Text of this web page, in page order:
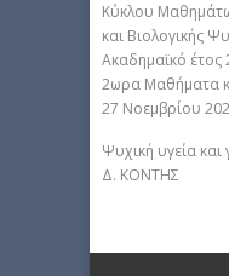
Κύκλου
και Βιολογικής
Aκαδημαϊκό έτος
2ωρα Μαθήματα
27 Νοεμβρίου
Ψυχική υγεία και
Δ. ΚΟΝΤΗΣ